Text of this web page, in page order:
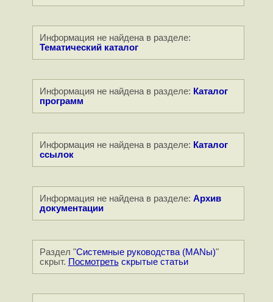
Информация не найдена в разделе:
Тематический каталог
Информация не найдена в разделе: Каталог
программ
Информация не найдена в разделе: Каталог
ссылок
Информация не найдена в разделе: Архив
документации
Раздел "Системные руководства (MANы)"
скрыт. Посмотретьскрытые статьи